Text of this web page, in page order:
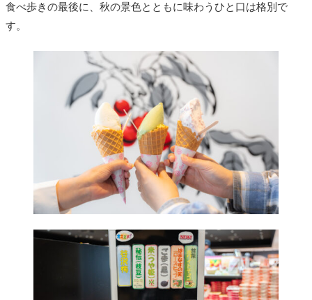
食べ歩きの最後に、秋の景色とともに味わうひと口は格別で
す。